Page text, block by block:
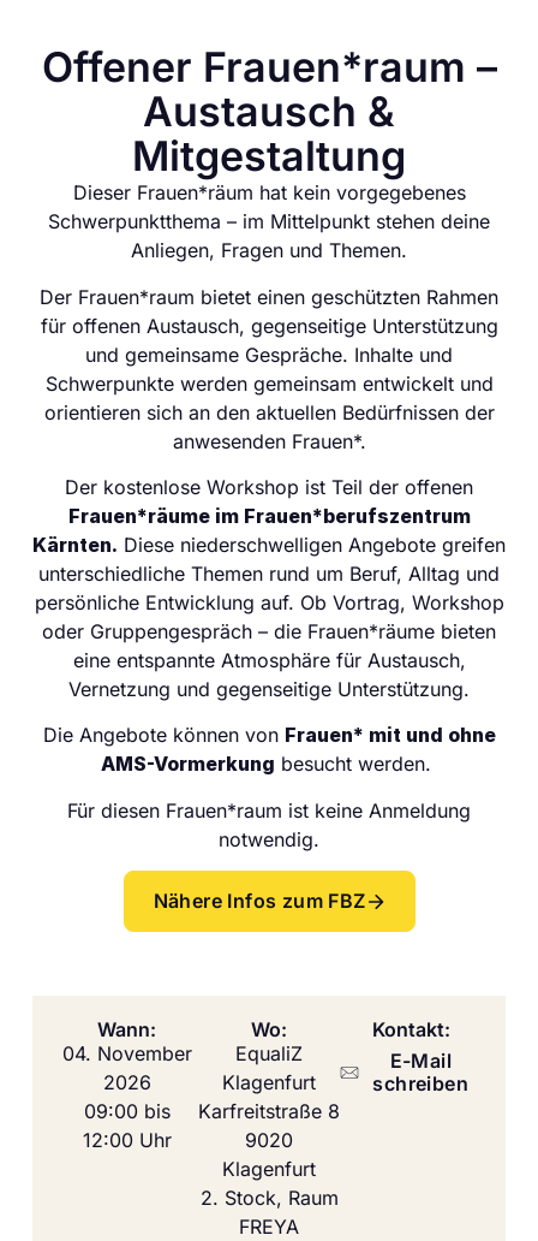
Offener Frauen*raum –
Austausch &
Mitgestaltung
Dieser Frauen*räum hat kein vorgegebenes
Schwerpunktthema – im Mittelpunkt stehen deine
Anliegen, Fragen und Themen.
Der Frauen*raum bietet einen geschützten Rahmen
für offenen Austausch, gegenseitige Unterstützung
und gemeinsame Gespräche. Inhalte und
Schwerpunkte werden gemeinsam entwickelt und
orientieren sich an den aktuellen Bedürfnissen der
anwesenden Frauen*.
Der kostenlose Workshop ist Teil der offenen
Frauen*räume im Frauen*berufszentrum
Kärnten. Diese niederschwelligen Angebote greifen
unterschiedliche Themen rund um Beruf, Alltag und
persönliche Entwicklung auf. Ob Vortrag, Workshop
oder Gruppengespräch – die Frauen*räume bieten
eine entspannte Atmosphäre für Austausch,
Vernetzung und gegenseitige Unterstützung.
Die Angebote können von Frauen* mit und ohne
AMS-Vormerkung besucht werden.
Für diesen Frauen*raum ist keine Anmeldung
notwendig.
Nähere Infos zum FBZ
Wann:
04. November
2026
09:00 bis
12:00 Uhr
Wo:
EqualiZ
Klagenfurt
Karfreitstraße 8
9020
Klagenfurt
2. Stock, Raum
FREYA
Kontakt:
E-Mail
schreiben